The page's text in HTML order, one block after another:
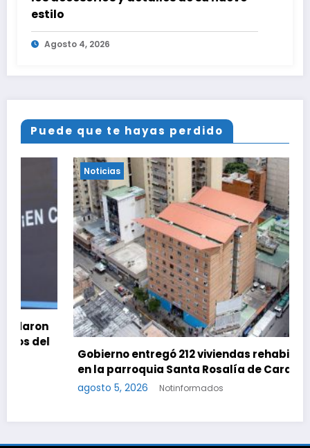
estilo
Agosto 4, 2026
Puede que te hayas perdido
Gobierno entregó 212 viviendas rehabilitadas
en la parroquia Santa Rosalía de Caracas
agosto 5, 2026 Notinformados